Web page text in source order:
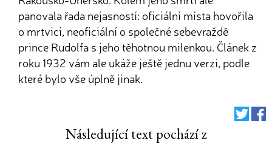
panovala řada nejasností: oficiální místa hovořila
o mrtvici, neoficiální o společné sebevraždě
prince Rudolfa s jeho těhotnou milenkou. Článek z
roku 1932 vám ale ukáže ještě jednu verzi, podle
které bylo vše úplně jinak.
Následující text pochází z